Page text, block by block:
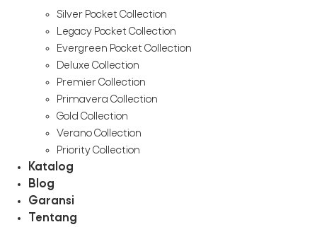
Silver Pocket Collection
Legacy Pocket Collection
Evergreen Pocket Collection
Deluxe Collection
Premier Collection
Primavera Collection
Gold Collection
Verano Collection
Priority Collection
Katalog
Blog
Garansi
Tentang